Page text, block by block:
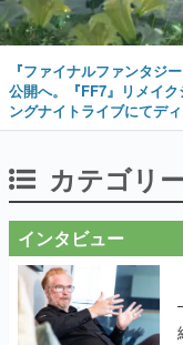
『ファイナルファンタジ
公開へ。『FF7』リメイ
ングナイトライブにてデ
カテゴリ
インタビュー